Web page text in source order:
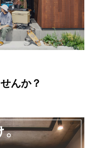
んか？